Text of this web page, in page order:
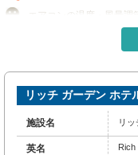
り、快適にお過ごしいただけ
刊紙、テレビなどのエンター
紅茶を淹れるのに必要なもの
ております。 リッチ ガーデ
にいつでも満足できるよう、
供しています。 リッチ ガー
を当宿泊施設まで直接運んで
テルでは、お客様が滞在中に
疲れをスパ施設で癒し、温か
エアコンの温度・風量
朝食はシンプルであま
中正でも落ち着いたエリ
スタッフはほとんどが英
窓がない部屋があるので
シックな内装で雰囲気が
リッチ ガーデン ホテ
施設名 リ
英名 Rich